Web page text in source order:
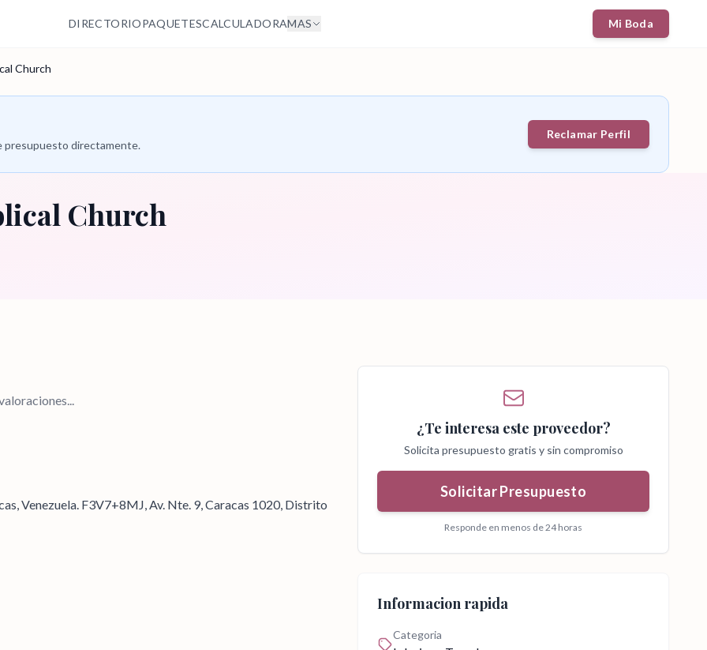
DIRECTORIOPAQUETESCALCULADORAMAS Mi Boda
Church
presupuesto directamente.
Reclamar Perfil
Church
Venezuela. F3V7+8MJ, Av. Nte. 9, Caracas 1020, Distrito
¿Te interesa este proveedor?
Solicita presupuesto gratis y sin compromiso
Solicitar Presupuesto
Responde en menos de 24 horas
Informacion rapida
Categoria